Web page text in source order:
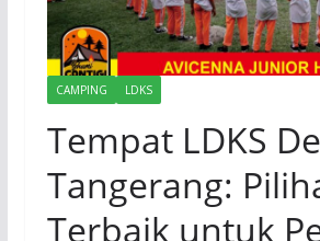
CAMPING LDKS
Tempat LDKS
Tangerang:
Terbaik untuk